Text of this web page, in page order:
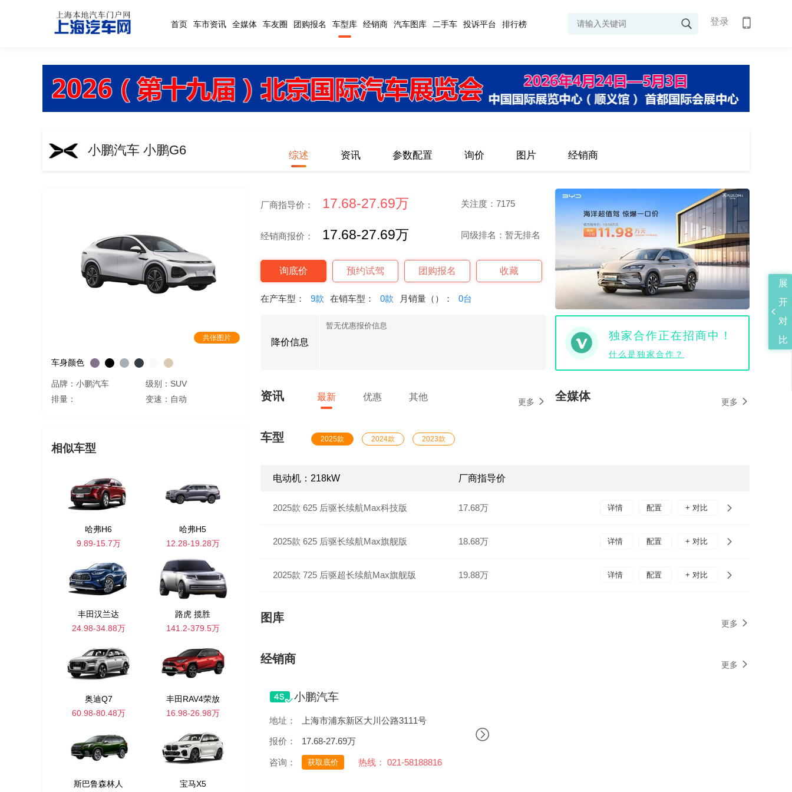
首页 车市资讯 全媒体 车友圈 团购报名 车型库 经销商 汽车图库 二手车 投诉平台 排行榜 登录
小鹏汽车 小鹏G6 综述 资讯 参数配置 询价 图片 经销商
共张图片
车身颜色
品牌：小鹏汽车
级别：SUV
排量：
变速：自动
相似车型
哈弗H6
9.89-15.7万
哈弗H5
12.28-19.28万
丰田汉兰达
24.98-34.88万
路虎 揽胜
141.2-379.5万
奥迪Q7
60.98-80.48万
丰田RAV4荣放
16.98-26.98万
斯巴鲁森林人 宝马X5
厂商指导价： 17.68-27.69万 关注度：7175
经销商报价： 17.68-27.69万 同级排名：暂无排名
询底价 预约试驾 团购报名 收藏
在产车型： 9款 在销车型： 0款 月销量（）： 0台
降价信息
暂无优惠报价信息
独家合作正在招商中！
什么是独家合作？
资讯 最新 优惠 其他 更多 全媒体 更多
车型 2025款 2024款 2023款
电动机：218kW 厂商指导价
2025款 625 后驱长续航Max科技版 17.68万 详情 配置 + 对比
2025款 625 后驱长续航Max旗舰版 18.68万 详情 配置 + 对比
2025款 725 后驱超长续航Max旗舰版 19.88万 详情 配置 + 对比
图库 更多
经销商 更多
小鹏汽车
地址： 上海市浦东新区大川公路3111号
报价： 17.68-27.69万
咨询： 获取底价 热线： 021-58188816
展
开
对
比